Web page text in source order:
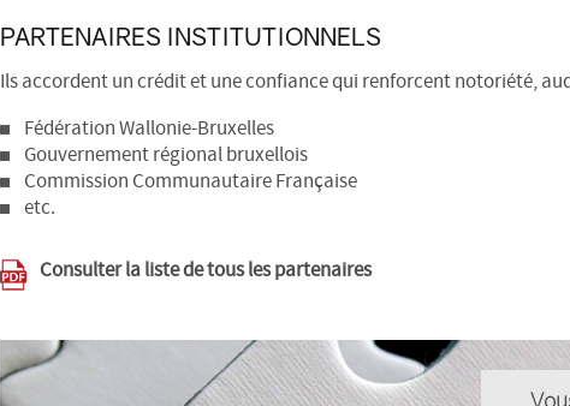
PARTENAIRES INSTITUTIONNELS
Ils accordent un crédit et une confiance qui renforcent notoriété,
Fédération Wallonie-Bruxelles
Gouvernement régional bruxellois
Commission Communautaire Française
etc.
Consulter la liste de tous les partenaires